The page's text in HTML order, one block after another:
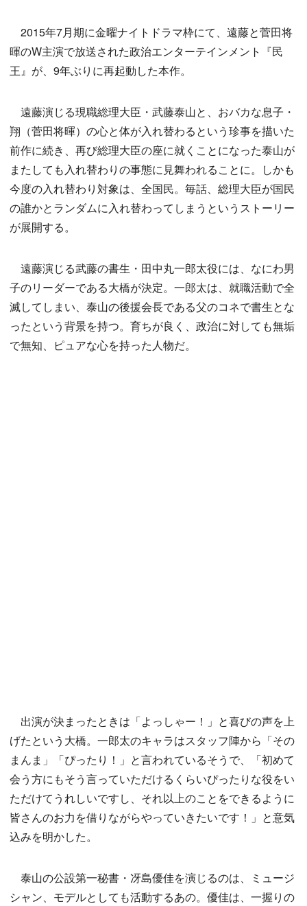
2015年7月期に金曜ナイトドラマ枠にて、遠藤と菅田将
暉のW主演で放送された政治エンターテインメント『民
王』が、9年ぶりに再起動した本作。
遠藤演じる現職総理大臣・武藤泰山と、おバカな息子・
翔（菅田将暉）の心と体が入れ替わるという珍事を描いた
前作に続き、再び総理大臣の座に就くことになった泰山が
またしても入れ替わりの事態に見舞われることに。しかも
今度の入れ替わり対象は、全国民。毎話、総理大臣が国民
の誰かとランダムに入れ替わってしまうというストーリー
が展開する。
遠藤演じる武藤の書生・田中丸一郎太役には、なにわ男
子のリーダーである大橋が決定。一郎太は、就職活動で全
滅してしまい、泰山の後援会長である父のコネで書生とな
ったという背景を持つ。育ちが良く、政治に対しても無垢
で無知、ピュアな心を持った人物だ。
出演が決まったときは「よっしゃー！」と喜びの声を上
げたという大橋。一郎太のキャラはスタッフ陣から「その
まんま」「ぴったり！」と言われているそうで、「初めて
会う方にもそう言っていただけるくらいぴったりな役をい
ただけてうれしいですし、それ以上のことをできるように
皆さんのお力を借りながらやっていきたいです！」と意気
込みを明かした。
泰山の公設第一秘書・冴島優佳を演じるのは、ミュージ
シャン、モデルとしても活動するあの。優佳は、一握りの